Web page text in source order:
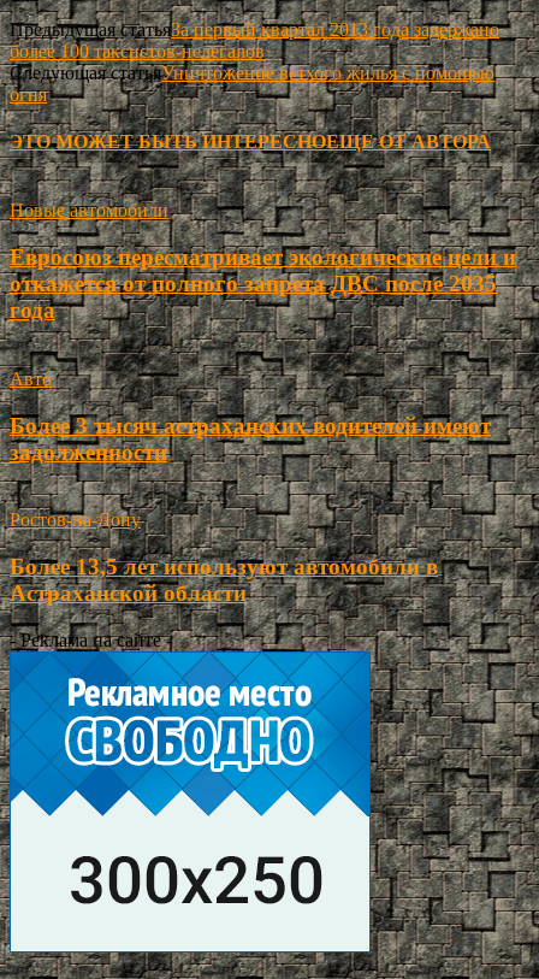
Предыдущая статьяЗа первый квартал 2013 года задержано
более 100 таксистов-нелегалов
Следующая статьяУничтожение ветхого жилья с помощью
огня
ЭТО МОЖЕТ БЫТЬ ИНТЕРЕСНОЕЩЕ ОТ АВТОРА
Новые автомобили
Евросоюз пересматривает экологические цели и
откажется от полного запрета ДВС после 2035
года
Авто
Более 3 тысяч астраханских водителей имеют
задолженности
Ростов-на-Дону
Более 13,5 лет используют автомобили в
Астраханской области
- Реклама на сайте -